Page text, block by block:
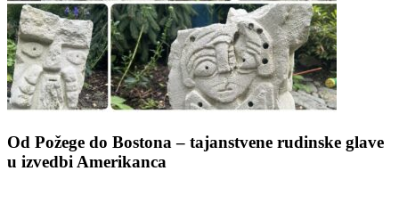
Od Požege do Bostona – tajanstvene rudinske glave
u izvedbi Amerikanca